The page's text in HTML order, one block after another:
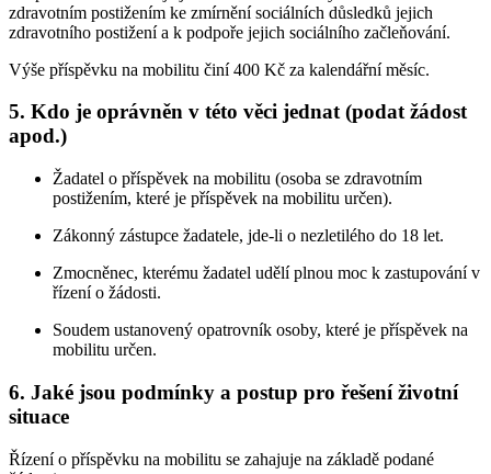
zdravotním postižením ke zmírnění sociálních důsledků jejich
zdravotního postižení a k podpoře jejich sociálního začleňování.
Výše příspěvku na mobilitu činí 400 Kč za kalendářní měsíc.
5. Kdo je oprávněn v této věci jednat (podat žádost
apod.)
Žadatel o příspěvek na mobilitu (osoba se zdravotním
postižením, které je příspěvek na mobilitu určen).
Zákonný zástupce žadatele, jde-li o nezletilého do 18 let.
Zmocněnec, kterému žadatel udělí plnou moc k zastupování v
řízení o žádosti.
Soudem ustanovený opatrovník osoby, které je příspěvek na
mobilitu určen.
6. Jaké jsou podmínky a postup pro řešení životní
situace
Řízení o příspěvku na mobilitu se zahajuje na základě podané